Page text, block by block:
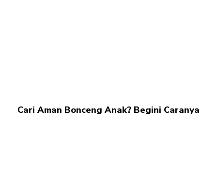
Cari Aman Bonceng Anak? Begini Caranya